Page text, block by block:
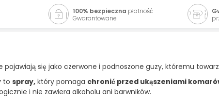
100% bezpieczna płatność
Gwarantowane
pojawiają się jako czerwone i podnoszone guzy, któremu
to spray, który pomaga chronić przed ukąszeniami
i nie zawiera alkoholu ani barwników.